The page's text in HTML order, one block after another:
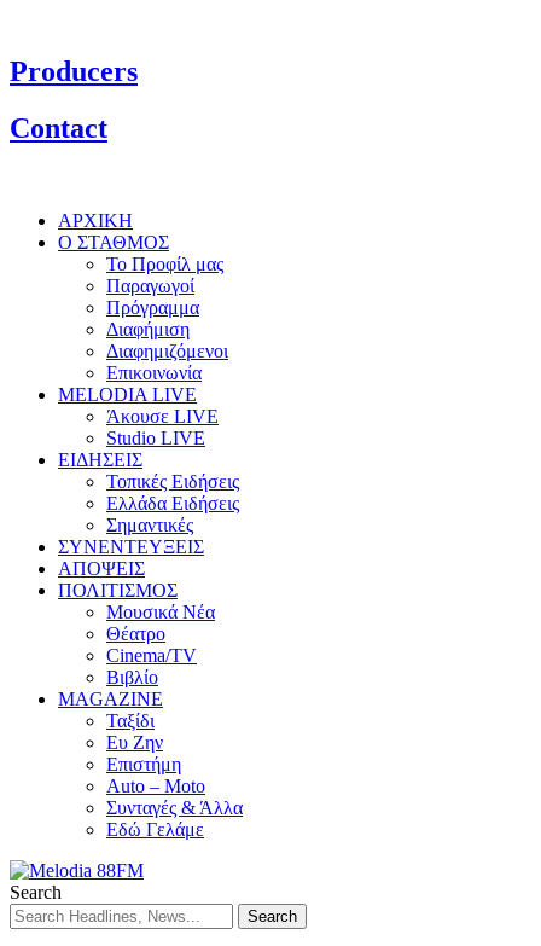
Producers
Contact
ΑΡΧΙΚΗ
Ο ΣΤΑΘΜΟΣ
Το Προφίλ μας
Παραγωγοί
Πρόγραμμα
Διαφήμιση
Διαφημιζόμενοι
Επικοινωνία
MELODIA LIVE
Άκουσε LIVE
Studio LIVE
ΕΙΔΗΣΕΙΣ
Τοπικές Ειδήσεις
Ελλάδα Ειδήσεις
Σημαντικές
ΣΥΝΕΝΤΕΥΞΕΙΣ
ΑΠΟΨΕΙΣ
ΠΟΛΙΤΙΣΜΟΣ
Μουσικά Νέα
Θέατρο
Cinema/TV
Βιβλίο
MAGAZINE
Ταξίδι
Ευ Ζην
Επιστήμη
Auto – Moto
Συνταγές & Άλλα
Εδώ Γελάμε
Search